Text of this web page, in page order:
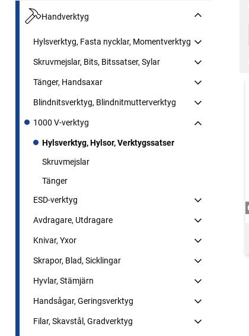
Handverktyg
Hylsverktyg, Fasta nycklar, Momentverktyg
Skruvmejslar, Bits, Bitssatser, Sylar
Tänger, Handsaxar
Blindnitsverktyg, Blindnitmutterverktyg
1000 V-verktyg
Hylsverktyg, Hylsor, Verktygssatser
Skruvmejslar
Tänger
ESD-verktyg
Avdragare, Utdragare
Knivar, Yxor
Skrapor, Blad, Sicklingar
Hyvlar, Stämjärn
Handsågar, Geringsverktyg
Filar, Skavstål, Gradverktyg